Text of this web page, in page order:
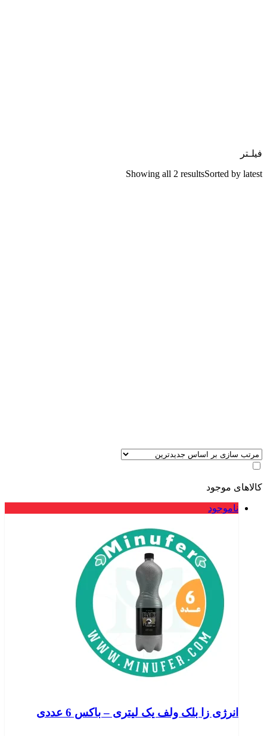
فیلـتر
Showing all 2 resultsSorted by latest
کالاهای موجود
ناموجود
انرژی زا بلک ولف یک لیتری – باکس 6 عددی